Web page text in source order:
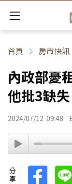
首頁 房市快訊
內政部憂
他批3缺
2024/07/12 09:48
分享